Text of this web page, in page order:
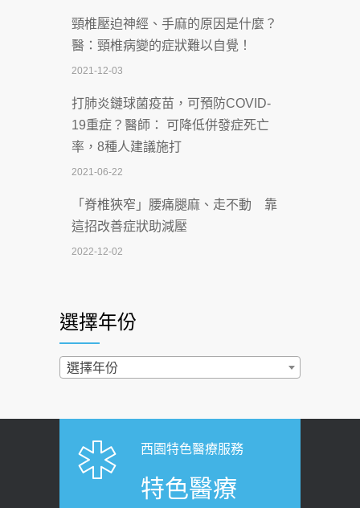
深耕萬華55年 西園醫院回顧發展歷程與
智慧 醫療布局
2026-07-06
【115年臺北市「防癌保衛戰：健康好禮
一手刮」】 宣導
2026-07-02
2026-07-02
4連霸議員黃秋澤癌逝！食道癌為何奪命
西園醫院55周年 7／10捐血公益活動 邀
民眾熱血響應
2026-06-30
健康肛門痛都是痔瘡?醫談瘍瘍瘻管與肛
裂差異 逾50歲民眾可做1事
頸椎壓迫神經、手麻的原因是什麼？
醫：頸椎病變的症狀難以自覺！
2021-12-03
打肺炎鏈球菌疫苗，可預防COVID-
19重症？醫師： 可降低併發症死亡
率，8種人建議施打
2021-06-22
「脊椎狹窄」腰痛腿麻、走不動 靠
這招改善症狀助減壓
2022-12-02
2022-02-17
過量維生素D和鈣恐罹癌? 醫師釋
「落枕」不要大力按脖子！ 1招「伸
展運動」預防落枕
選擇年份
選擇年份
西園特色醫療服務
特色醫療